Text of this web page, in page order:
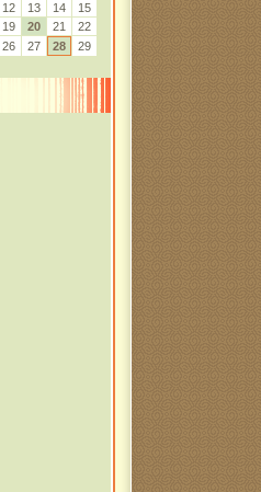
12 13 14
15
19 20 21
22
26 27 28
29